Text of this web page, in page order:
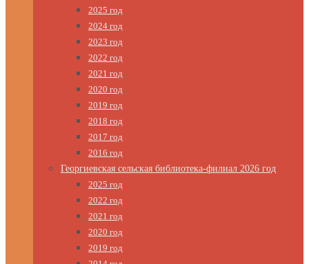
2025 год
2024 год
2023 год
2022 год
2021 год
2020 год
2019 год
2018 год
2017 год
2016 год
Георгиевская сельская библиотека-филиал 2026 год
2025 год
2022 год
2021 год
2020 год
2019 год